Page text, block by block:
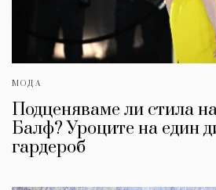
МОДА
Подценяваме ли стила
Балф? Уроците на един
гардероб